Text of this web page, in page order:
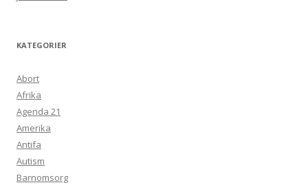
KATEGORIER
Abort
Afrika
Agenda 21
Amerika
Antifa
Autism
Barnomsorg